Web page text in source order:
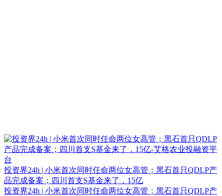
投资界24h | 小米首次同时任命两位女高管；黑石首只QDLP产
品完成备案；四川首支S基金来了，15亿
投资界24h | 小米首次同时任命两位女高管；黑石首只QDLP产